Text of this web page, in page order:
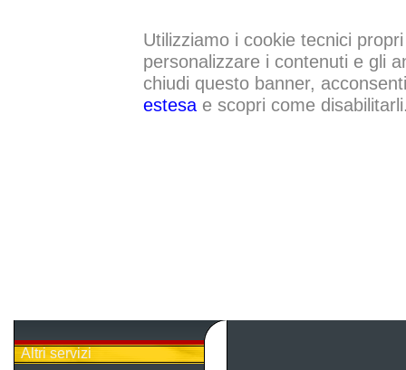
Utilizziamo i cookie tecnici
personalizzare i contenuti e gli
chiudi questo banner,
estesae scopri come
Altri servizi